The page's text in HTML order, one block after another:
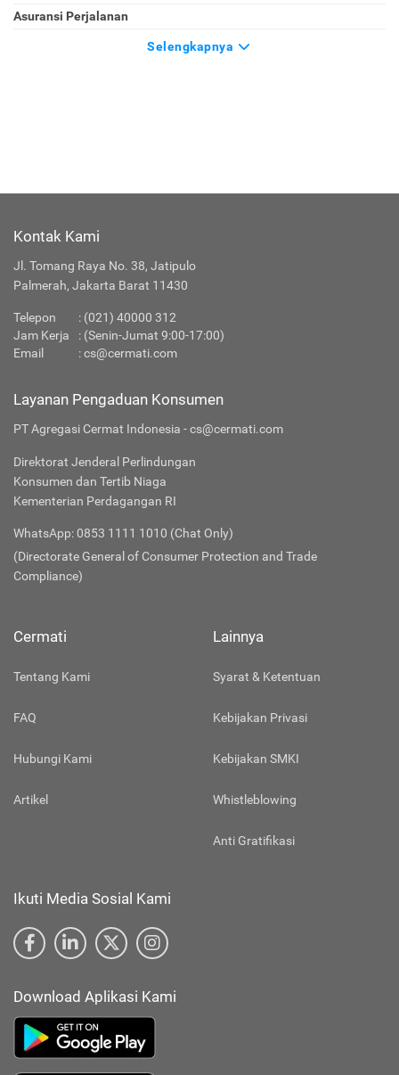
Asuransi Perjalanan
Selengkapnya
Kontak Kami
Jl. Tomang Raya No. 38, Jatipulo
Palmerah, Jakarta Barat 11430
Telepon : (021) 40000 312
Jam Kerja
: (Senin-Jumat 9:00-17:00)
Email
:cs@cermati.com
Layanan Pengaduan Konsumen
PT Agregasi Cermat Indonesia - cs@cermati.com
Direktorat Jenderal Perlindungan
Konsumen dan Tertib Niaga
Kementerian Perdagangan RI
WhatsApp: 0853 1111 1010 (Chat Only)
(Directorate General of Consumer Protection and Trade
Compliance)
Cermati
Tentang Kami
FAQ
Hubungi Kami
Artikel
Lainnya
Syarat & Ketentuan
Kebijakan Privasi
Kebijakan SMKI
Whistleblowing
Anti Gratifikasi
Ikuti Media Sosial Kami
Download Aplikasi Kami